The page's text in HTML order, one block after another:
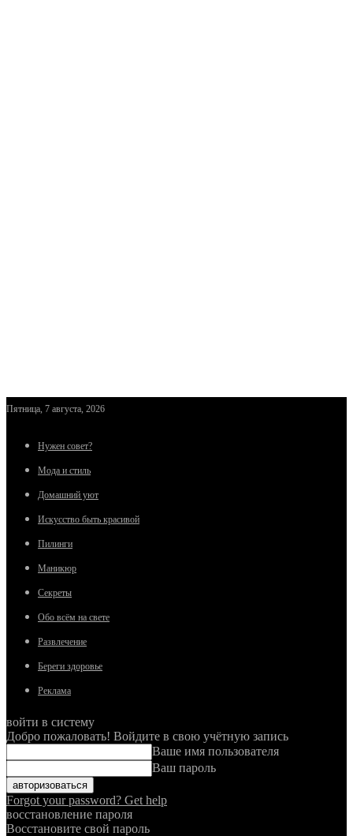
Пятница, 7 августа, 2026
Нужен совет?
Мода и стиль
Домашний уют
Искусство быть красивой
Пилинги
Маникюр
Секреты
Обо всём на свете
Развлечение
Береги здоровье
Реклама
войти в систему
Добро пожаловать! Войдите в свою учётную запись
Ваше имя пользователя
Ваш пароль
Forgot your password? Get help
восстановление пароля
Восстановите свой пароль